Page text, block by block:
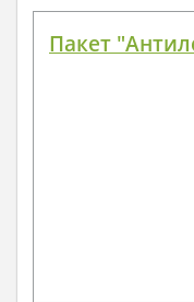
Пакет